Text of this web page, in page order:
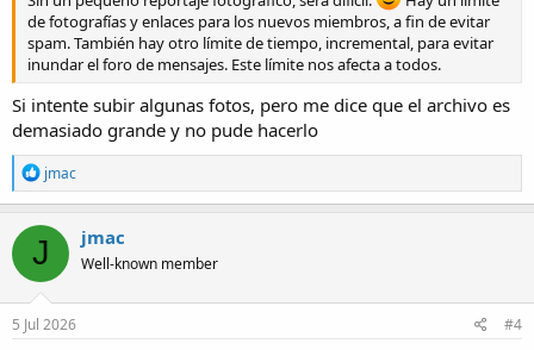
de fotografías y enlaces para los nuevos miembros, a fin de evitar
spam. También hay otro límite de tiempo, incremental, para evitar
inundar el foro de mensajes. Este límite nos afecta a todos.
Si intente subir algunas fotos, pero me dice que el archivo es
demasiado grande y no pude hacerlo
R
e
a
c
t
i
o
n
s
jmac
J jmac
Well-known member
5 Jul 2026 #4